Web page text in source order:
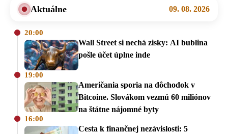
Aktuálne 09. 08. 2026
20:00
Wall Street si nechá zisky: AI bublina
pošle účet úplne inde
19:00
Američania sporia na dôchodok v
Bitcoine. Slovákom vezmú 60 miliónov
na štátne nájomné byty
16:00
Cesta k finančnej nezávislosti: 5